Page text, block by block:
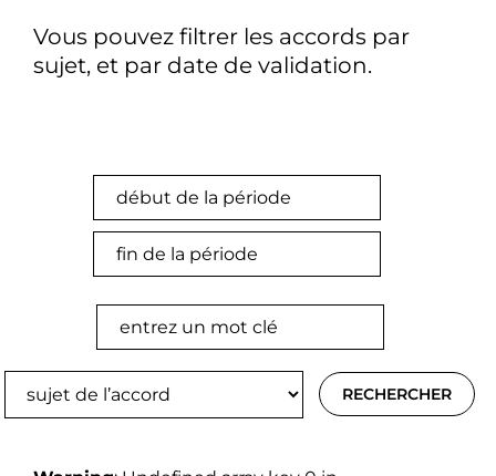
Vous pouvez filtrer les accords par
sujet, et par date de validation.